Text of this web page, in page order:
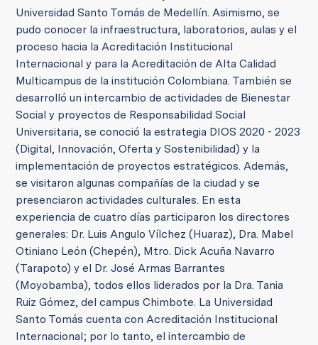
Universidad Santo Tomás de Medellín. Asimismo, se
pudo conocer la infraestructura, laboratorios, aulas y el
proceso hacia la Acreditación Institucional
Internacional y para la Acreditación de Alta Calidad
Multicampus de la institución Colombiana. También se
desarrolló un intercambio de actividades de Bienestar
Social y proyectos de Responsabilidad Social
Universitaria, se conoció la estrategia DIOS 2020 - 2023
(Digital, Innovación, Oferta y Sostenibilidad) y la
implementación de proyectos estratégicos. Además,
se visitaron algunas compañías de la ciudad y se
presenciaron actividades culturales. En esta
experiencia de cuatro días participaron los directores
generales: Dr. Luis Angulo Vílchez (Huaraz), Dra. Mabel
Otiniano León (Chepén), Mtro. Dick Acuña Navarro
(Tarapoto) y el Dr. José Armas Barrantes
(Moyobamba), todos ellos liderados por la Dra. Tania
Ruiz Gómez, del campus Chimbote. La Universidad
Santo Tomás cuenta con Acreditación Institucional
Internacional; por lo tanto, el intercambio de